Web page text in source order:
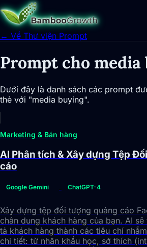
← Về Thư viện Prompt
Prompt cho media
Dưới đây là danh sách các prompt
thẻ với "media buying".
Marketing & Bán hàng
AI Phân tích & Xây dựng Tệp
cáo
Google Gemini ChatGPT-4
Xây dựng tệp đối tượng quảng cáo
chân dung khách hàng của bạn. AI
tả khách hàng thành các tiêu chí
chi tiết: từ nhân khẩu học, sở thích